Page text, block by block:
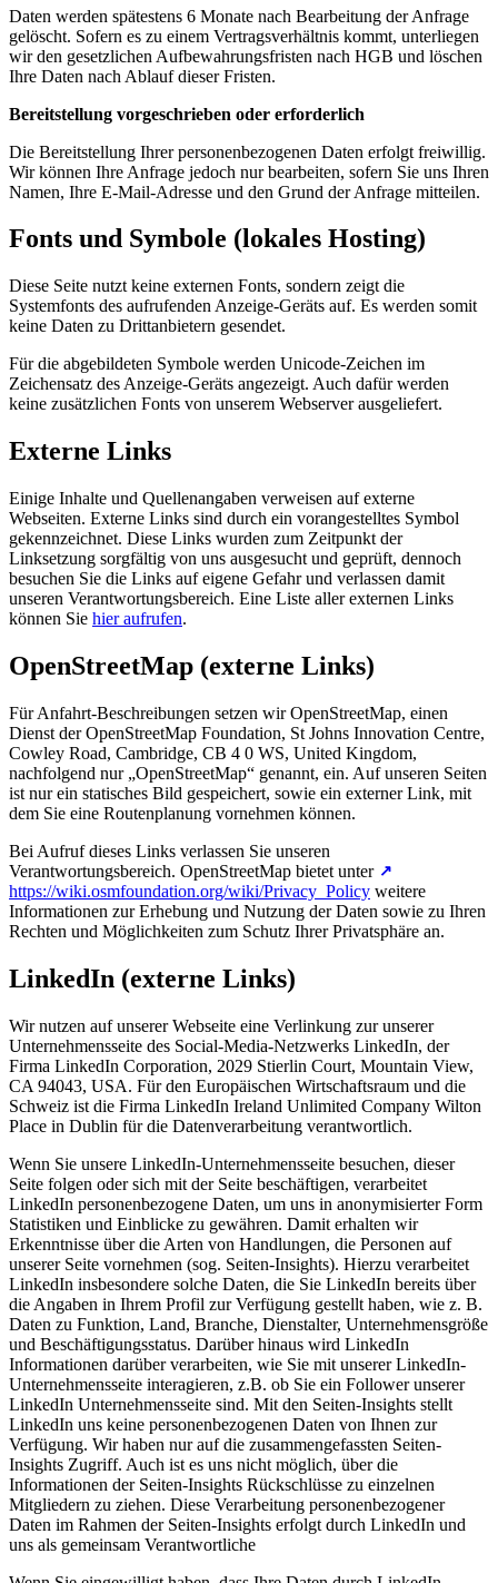
Daten werden spätestens 6 Monate nach Bearbeitung der Anfrage
gelöscht. Sofern es zu einem Vertragsverhältnis kommt, unterliegen
wir den gesetzlichen Aufbewahrungsfristen nach HGB und löschen
Ihre Daten nach Ablauf dieser Fristen.
Bereitstellung vorgeschrieben oder erforderlich
Die Bereitstellung Ihrer personenbezogenen Daten erfolgt freiwillig.
Wir können Ihre Anfrage jedoch nur bearbeiten, sofern Sie uns Ihren
Namen, Ihre E-Mail-Adresse und den Grund der Anfrage mitteilen.
Fonts und Symbole (lokales Hosting)
Diese Seite nutzt keine externen Fonts, sondern zeigt die
Systemfonts des aufrufenden Anzeige-Geräts auf. Es werden somit
keine Daten zu Drittanbietern gesendet.
Für die abgebildeten Symbole werden Unicode-Zeichen im
Zeichensatz des Anzeige-Geräts angezeigt. Auch dafür werden
keine zusätzlichen Fonts von unserem Webserver ausgeliefert.
Externe Links
Einige Inhalte und Quellenangaben verweisen auf externe
Webseiten. Externe Links sind durch ein vorangestelltes Symbol
gekennzeichnet. Diese Links wurden zum Zeitpunkt der
Linksetzung sorgfältig von uns ausgesucht und geprüft, dennoch
besuchen Sie die Links auf eigene Gefahr und verlassen damit
unseren Verantwortungsbereich. Eine Liste aller externen Links
können Sie hier aufrufen.
OpenStreetMap (externe Links)
Für Anfahrt-Beschreibungen setzen wir OpenStreetMap, einen
Dienst der OpenStreetMap Foundation, St Johns Innovation Centre,
Cowley Road, Cambridge, CB 4 0 WS, United Kingdom,
nachfolgend nur „OpenStreetMap“ genannt, ein. Auf unseren Seiten
ist nur ein statisches Bild gespeichert, sowie ein externer Link, mit
dem Sie eine Routenplanung vornehmen können.
Bei Aufruf dieses Links verlassen Sie unseren
Verantwortungsbereich. OpenStreetMap bietet unter
https://wiki.osmfoundation.org/wiki/Privacy_Policy weitere
Informationen zur Erhebung und Nutzung der Daten sowie zu Ihren
Rechten und Möglichkeiten zum Schutz Ihrer Privatsphäre an.
LinkedIn (externe Links)
Wir nutzen auf unserer Webseite eine Verlinkung zur unserer
Unternehmensseite des Social-Media-Netzwerks LinkedIn, der
Firma LinkedIn Corporation, 2029 Stierlin Court, Mountain View,
CA 94043, USA. Für den Europäischen Wirtschaftsraum und die
Schweiz ist die Firma LinkedIn Ireland Unlimited Company Wilton
Place in Dublin für die Datenverarbeitung verantwortlich.
Wenn Sie unsere LinkedIn-Unternehmensseite besuchen, dieser
Seite folgen oder sich mit der Seite beschäftigen, verarbeitet
LinkedIn personenbezogene Daten, um uns in anonymisierter Form
Statistiken und Einblicke zu gewähren. Damit erhalten wir
Erkenntnisse über die Arten von Handlungen, die Personen auf
unserer Seite vornehmen (sog. Seiten-Insights). Hierzu verarbeitet
LinkedIn insbesondere solche Daten, die Sie LinkedIn bereits über
die Angaben in Ihrem Profil zur Verfügung gestellt haben, wie z. B.
Daten zu Funktion, Land, Branche, Dienstalter, Unternehmensgröße
und Beschäftigungsstatus. Darüber hinaus wird LinkedIn
Informationen darüber verarbeiten, wie Sie mit unserer LinkedIn-
Unternehmensseite interagieren, z.B. ob Sie ein Follower unserer
LinkedIn Unternehmensseite sind. Mit den Seiten-Insights stellt
LinkedIn uns keine personenbezogenen Daten von Ihnen zur
Verfügung. Wir haben nur auf die zusammengefassten Seiten-
Insights Zugriff. Auch ist es uns nicht möglich, über die
Informationen der Seiten-Insights Rückschlüsse zu einzelnen
Mitgliedern zu ziehen. Diese Verarbeitung personenbezogener
Daten im Rahmen der Seiten-Insights erfolgt durch LinkedIn und
uns als gemeinsam Verantwortliche